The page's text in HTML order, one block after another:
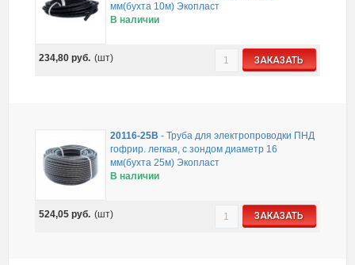
мм(бухта 10м) Экопласт
В наличии
234,80руб. (шт) ЗАКАЗАТЬ
20116-25B -Труба для электропроводки ПНД
гофрир. легкая, с зондом диаметр 16
мм(бухта 25м) Экопласт
В наличии
524,05руб. (шт) ЗАКАЗАТЬ